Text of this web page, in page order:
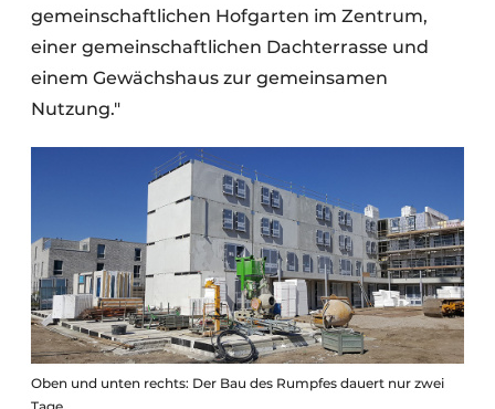
gemeinschaftlichen Hofgarten im Zentrum,
einer gemeinschaftlichen Dachterrasse und
einem Gewächshaus zur gemeinsamen
Nutzung."
Oben und unten rechts: Der Bau des Rumpfes dauert nur zwei